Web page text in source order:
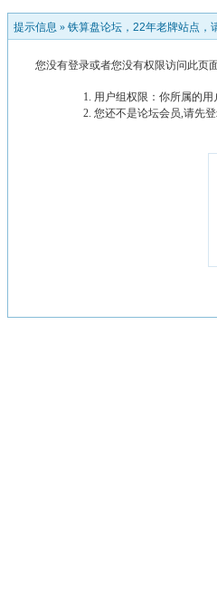
提示信息 » 铁算盘论坛，22年老牌站点，
您没有登录或者您没有权限访问此页
用户组权限：你所属的
您还不是论坛会员,请先